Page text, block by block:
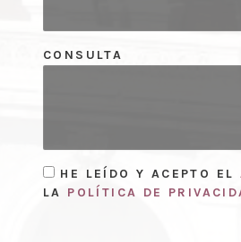
CONSULTA
HE LEÍDO Y ACEPTO EL
LA POLÍTICA DE